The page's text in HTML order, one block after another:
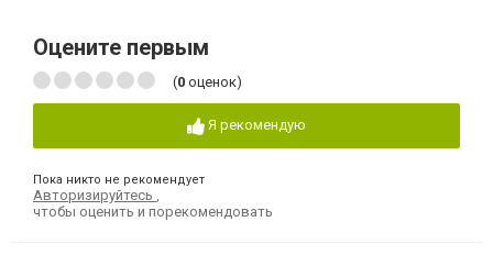
Оцените первым
(0 оценок)
Я рекомендую
Пока никто не рекомендует
Авторизируйтесь
чтобы оценить и порекомендовать